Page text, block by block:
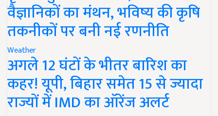
वैज्ञानिकों का मंथन, भविष्य की कृषि
तकनीकों पर बनी नई रणनीति
Weather
अगले 12 घंटों के भीतर बारिश का
कहर! यूपी, बिहार समेत 15 से ज्यादा
राज्यों में IMD का ऑरेंज अलर्ट